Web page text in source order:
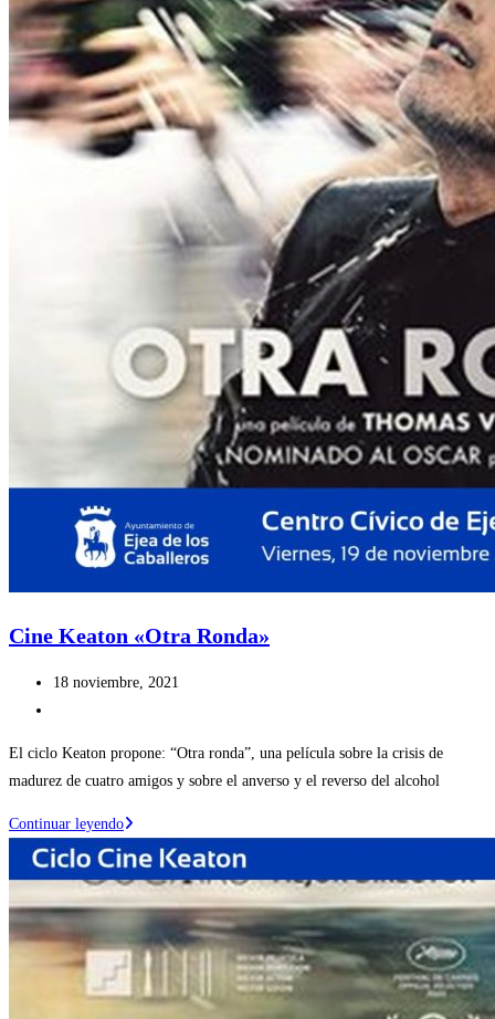
Cine Keaton «Otra Ronda»
Publicación
18 noviembre, 2021
El ciclo Keaton propone: “Otra ronda”, una película sobre la crisis de
madurez de cuatro amigos y sobre el anverso y el reverso del alcohol
Continuar leyendoCine
Keaton
«Otra
Ronda»